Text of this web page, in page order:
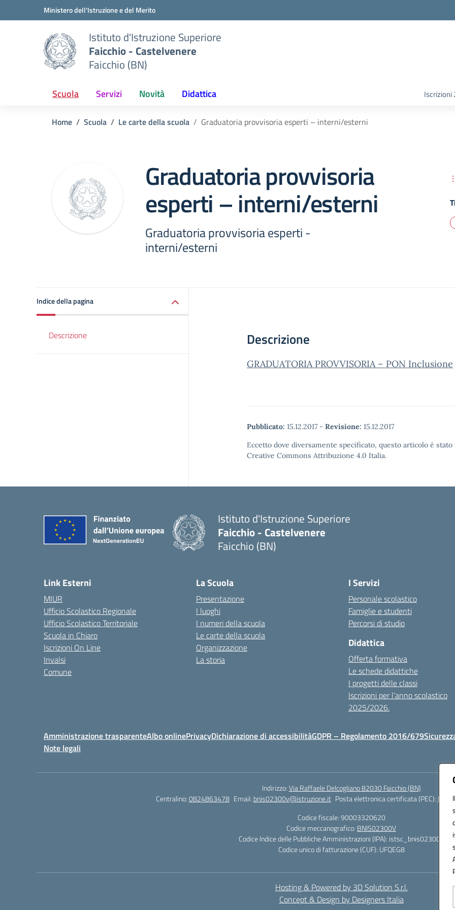
Vai ai contenuti
Vai al menu di navigazioneMinistero dell'Istruzione e del Merito
Istituto d'Istruzione Superiore
Faicchio - Castelvenere
Faicchio (BN)
Scuola Servizi Novità Didattica
Home Scuola Le carte della scuola Graduatoria provvisoria esperti – interni/esterni
Graduatoria provvisoria
esperti – interni/esterni
Graduatoria provvisoria esperti -
interni/esterni
Indice della pagina
Descrizione Descrizione
GRADUATORIA PROVVISORIA – PON Inclusione
Pubblicato: 15.12.2017 - Revisione: 15.12.2017
Eccetto dove diversamente specificato, questo articolo è
Creative Commons Attribuzione 4.0 Italia.
Istituto d'Istruzione Superiore
Faicchio - Castelvenere
Faicchio (BN)
Link Esterni
MIUR
Ufficio Scolastico Regionale
Ufficio Scolastico Territoriale
Scuola in Chiaro
Iscrizioni On Line
Invalsi
Comune
La Scuola
Presentazione
I luoghi
I numeri della scuola
Le carte della scuola
Organizzazione
La storia
I Servizi
Personale scolastico
Famiglie e studenti
Percorsi di studio
Didattica
Offerta formativa
Le schede didattiche
I progetti delle classi
Iscrizioni per l’anno scolastico
2025/2026.
Amministrazione trasparenteAlbo onlinePrivacyDichiarazione di accessibilitàGDPR – Regolamento 2016/679
Note legali
Indirizzo:Via Raffaele Delcogliano 82030 Faicchio (BN)
Centralino:0824863478 Email: bnis02300v@istruzione.it Posta elettronica certificata (PEC):
Codice fiscale: 90003320620
Codice meccanografico: BNIS02300V
Codice Indice delle Pubbliche Amministrazioni (IPA): istsc_bnis02300v
Codice unico di fatturazione (CUF): UFQEG8
Hosting & Powered by 3D Solution S.r.l.
Concept & Design by Designers Italia